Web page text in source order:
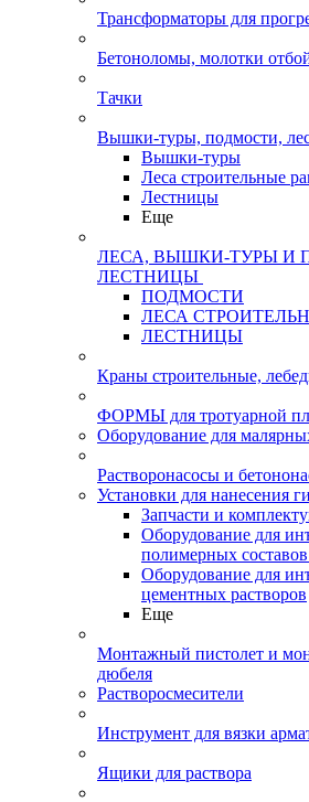
Трансформаторы для
Бетоноломы, молотки
Тачки
Вышки-туры, подмости,
Вышки-туры
Леса строительные
Лестницы
Еще
ЛЕСА, ВЫШКИ-ТУРЫ И
ЛЕСТНИЦЫ
ПОДМОСТИ
ЛЕСА
ЛЕСТНИЦЫ
Краны строительные,
ФОРМЫ для тротуарной
Оборудование для
Растворонасосы и
Установки для нанесения
Запчасти и
Оборудование для
полимерных
Оборудование для
цементных растворов
Еще
Монтажный пистолет и
дюбеля
Растворосмесители
Инструмент для вязки
Ящики для раствора